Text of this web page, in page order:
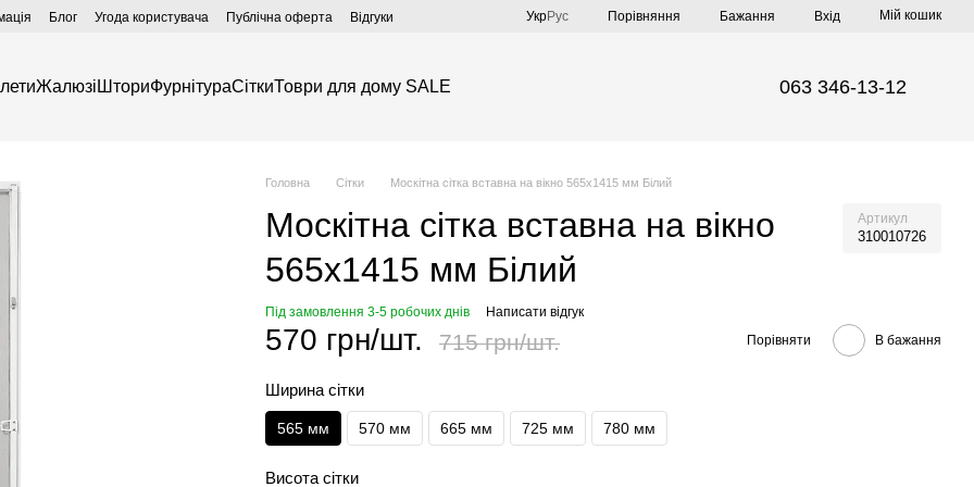
Блог Угода користувача Публічна оферта Відгуки УкрРус Порівняння Бажання Вхід Мій кошик
Жалюзі ШториФурнітураСіткиТоври для дому SALE 063 346-13-12
Головна Сітки Москітна сітка вставна на вікно 565х1415 мм Білий
Москітна сітка вставна на вікно
565х1415 мм Білий
Артикул
310010726
Під замовлення 3-5 робочих днів Написати відгук
570 грн/шт. 715 грн/шт. Порівняти В бажання
Ширина сітки
565 мм 570 мм 665 мм 725 мм 780 мм
Висота сітки